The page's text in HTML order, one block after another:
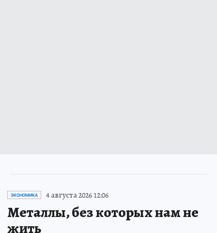
ЭКОНОМИКА 4 августа 2026 12:06
Металлы, без которых нам не
жить